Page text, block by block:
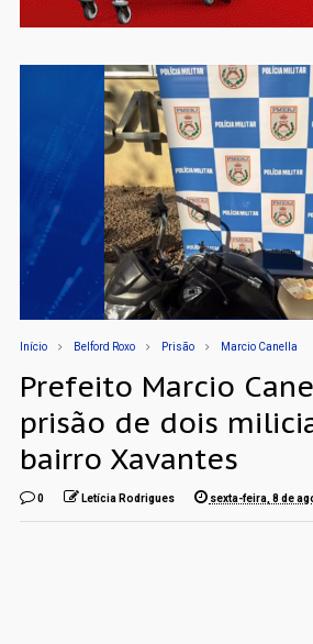
Início Belford Roxo Prisão Marcio Canella
Prefeito Marcio
prisão de dois
bairro Xavantes
0 Letícia Rodrigues sexta-feira, 8 de